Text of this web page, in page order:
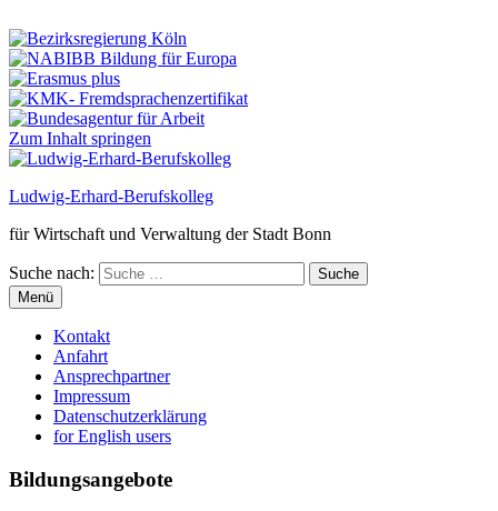
Zum Inhalt springen
Ludwig-Erhard-Berufskolleg
für Wirtschaft und Verwaltung der Stadt Bonn
Suche nach:
Suche
Menü
Kontakt
Anfahrt
Ansprechpartner
Impressum
Datenschutzerklärung
for English users
Bildungsangebote